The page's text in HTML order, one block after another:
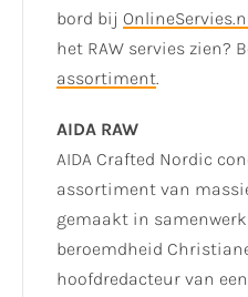
bord bij
het RAW servies zien?
assortiment.
AIDA RAW
AIDA Crafted Nordic
assortiment van
gemaakt in
beroemdheid
hoofdredacteur van